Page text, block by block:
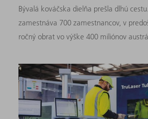
Bývalá kováčska dielňa prešla dlhú
zamestnáva 700 zamestnancov, v
ročný obrat vo výške 400 miliónov